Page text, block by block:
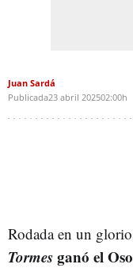
Juan Sardá
Publicada23 abril 202502:00h
Rodada en un
Tormesganó el